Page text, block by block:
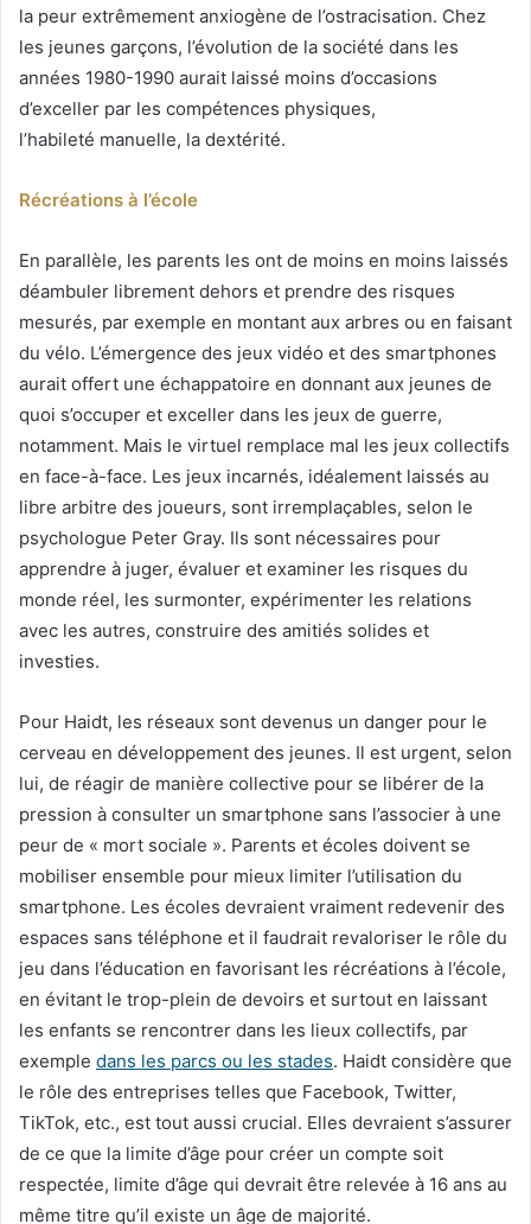
la peur extrêmement anxiogène de l’ostracisation. Chez
les jeunes garçons, l’évolution de la société dans les
années 1980-1990 aurait laissé moins d’occasions
d’exceller par les compétences physiques,
l’habileté manuelle, la dextérité.
Récréations à l’école
En parallèle, les parents les ont de moins en moins laissés
déambuler librement dehors et prendre des risques
mesurés, par exemple en montant aux arbres ou en faisant
du vélo. L’émergence des jeux vidéo et des smartphones
aurait offert une échappatoire en donnant aux jeunes de
quoi s’occuper et exceller dans les jeux de guerre,
notamment. Mais le virtuel remplace mal les jeux collectifs
en face-à-face. Les jeux incarnés, idéalement laissés au
libre arbitre des joueurs, sont irremplaçables, selon le
psychologue Peter Gray. Ils sont nécessaires pour
apprendre à juger, évaluer et examiner les risques du
monde réel, les surmonter, expérimenter les relations
avec les autres, construire des amitiés solides et
investies.
Pour Haidt, les réseaux sont devenus un danger pour le
cerveau en développement des jeunes. Il est urgent, selon
lui, de réagir de manière collective pour se libérer de la
pression à consulter un smartphone sans l’associer à une
peur de « mort sociale ». Parents et écoles doivent se
mobiliser ensemble pour mieux limiter l’utilisation du
smartphone. Les écoles devraient vraiment redevenir des
espaces sans téléphone et il faudrait revaloriser le rôle du
jeu dans l’éducation en favorisant les récréations à l’école,
en évitant le trop-plein de devoirs et surtout en laissant
les enfants se rencontrer dans les lieux collectifs, par
exemple dans les parcs ou les stades. Haidt considère que
le rôle des entreprises telles que Facebook, Twitter,
TikTok, etc., est tout aussi crucial. Elles devraient s’assurer
de ce que la limite d’âge pour créer un compte soit
respectée, limite d’âge qui devrait être relevée à 16 ans au
même titre qu’il existe un âge de majorité.